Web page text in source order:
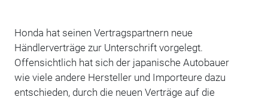
Honda hat seinen Vertragspartnern neue
Händlerverträge zur Unterschrift vorgelegt.
Offensichtlich hat sich der japanische Autobauer
wie viele andere Hersteller und Importeure dazu
entschieden, durch die neuen Verträge auf die